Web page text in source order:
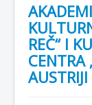
REČ“ I
CENTRA
AUSTRIJI